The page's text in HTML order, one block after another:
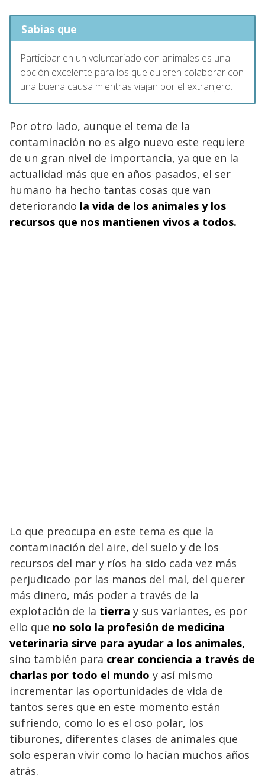
Sabias que
Participar en un voluntariado con animales es una
opción excelente para los que quieren colaborar con
una buena causa mientras viajan por el extranjero.
Por otro lado, aunque el tema de la
contaminación no es algo nuevo este requiere
de un gran nivel de importancia, ya que en la
actualidad más que en años pasados, el ser
humano ha hecho tantas cosas que van
deteriorando la vida de los animales y los
recursos que nos mantienen vivos a todos.
Lo que preocupa en este tema es que la
contaminación del aire, del suelo y de los
recursos del mar y ríos ha sido cada vez más
perjudicado por las manos del mal, del querer
más dinero, más poder a través de la
explotación de la tierra y sus variantes, es por
ello que no solo la profesión de medicina
veterinaria sirve para ayudar a los animales,
sino también para crear conciencia a través de
charlas por todo el mundo y así mismo
incrementar las oportunidades de vida de
tantos seres que en este momento están
sufriendo, como lo es el oso polar, los
tiburones, diferentes clases de animales que
solo esperan vivir como lo hacían muchos años
atrás.